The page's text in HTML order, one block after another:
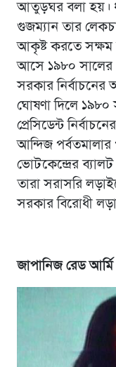
আতুড়ঘর বলা হয়।
গুজম্যান তার
আকৃষ্ট করতে সক্ষম
আসে ১৯৮০ সালের
সরকার
ঘোষণা দিলে ১৯৮০
প্রেসিডেন্ট
আন্দিজ
ভোটকেন্দ্রের
তারা সরাসরি
সরকার বিরোধী
জাপানিজ রেড আর্মি